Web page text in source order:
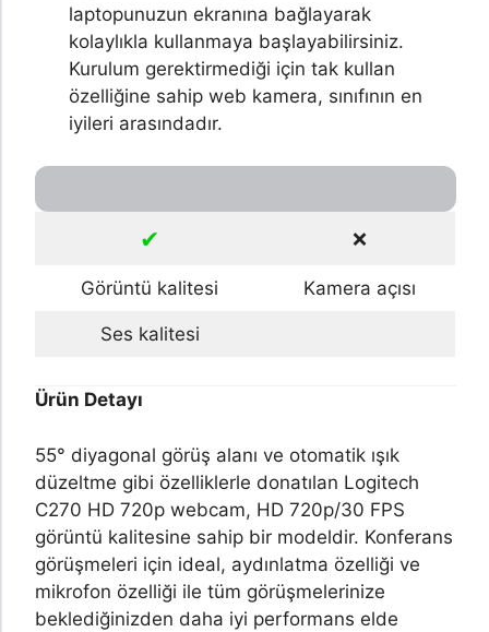
laptopunuzun ekranına bağlayarak
kolaylıkla kullanmaya başlayabilirsiniz.
Kurulum gerektirmediği için tak kullan
özelliğine sahip web kamera, sınıfının en
iyileri arasındadır.
✔ ❌
Görüntü kalitesi Kamera açısı
Ses kalitesi
Ürün Detayı
55° diyagonal görüş alanı ve otomatik ışık
düzeltme gibi özelliklerle donatılan Logitech
C270 HD 720p webcam, HD 720p/30 FPS
görüntü kalitesine sahip bir modeldir. Konferans
görüşmeleri için ideal, aydınlatma özelliği ve
mikrofon özelliği ile tüm görüşmelerinize
beklediğinizden daha iyi performans elde